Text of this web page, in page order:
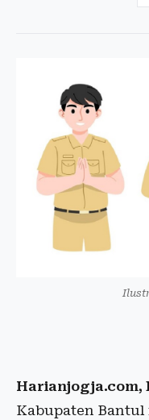
Harianjogja.com,
Kabupaten